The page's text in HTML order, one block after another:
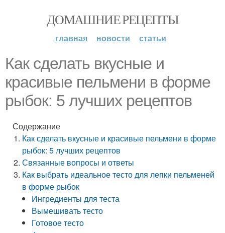
ДОМАШНИЕ РЕЦЕПТЫ
главная новости статьи
Как сделать вкусные и
красивые пельмени в форме
рыбок: 5 лучших рецептов
Содержание
Как сделать вкусные и красивые пельмени в форме
рыбок: 5 лучших рецептов
Связанные вопросы и ответы
Как выбрать идеальное тесто для лепки пельменей
в форме рыбок
Ингредиенты для теста
Вымешивать тесто
Готовое тесто